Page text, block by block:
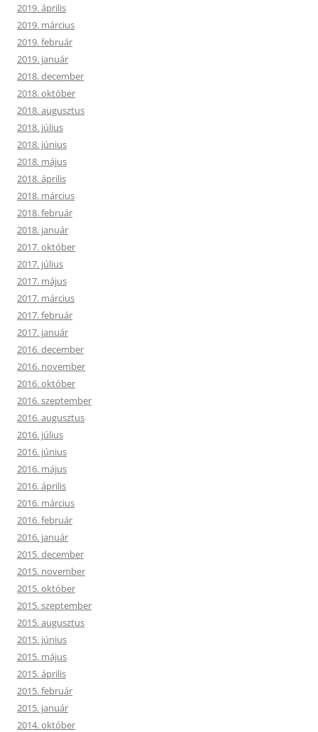
2019. április
2019. március
2019. február
2019. január
2018. december
2018. október
2018. augusztus
2018. július
2018. június
2018. május
2018. április
2018. március
2018. február
2018. január
2017. október
2017. július
2017. május
2017. március
2017. február
2017. január
2016. december
2016. november
2016. október
2016. szeptember
2016. augusztus
2016. július
2016. június
2016. május
2016. április
2016. március
2016. február
2016. január
2015. december
2015. november
2015. október
2015. szeptember
2015. augusztus
2015. június
2015. május
2015. április
2015. február
2015. január
2014. október